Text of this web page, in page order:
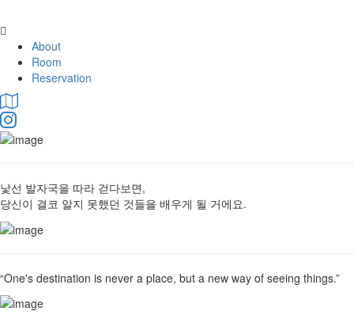
About
Room
Reservation
낯선 발자국을 따라 걷다보면,
당신이 결코 알지 못했던 것들을 배우게 될 거에요.
“One's destination is never a place, but a new way of seeing things.”